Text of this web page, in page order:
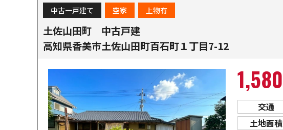
中古一戸建て 空家 上物有
土佐山田町 中古戸建
高知県香美市土佐山田町百石町１丁目7-12
1,580
交通
土地面積